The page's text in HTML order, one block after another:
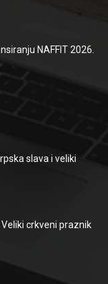
NAFFIT 2026.
slava i veliki
Veliki crkveni praznik